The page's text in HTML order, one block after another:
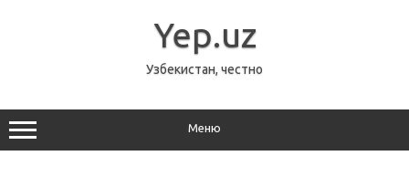
Yep.uz
Узбекистан, честно
Меню